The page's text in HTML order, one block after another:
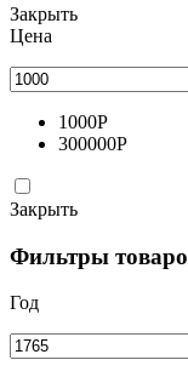
Закрыть
Цена
1000Р
300000Р
Закрыть
Фильтры
Год